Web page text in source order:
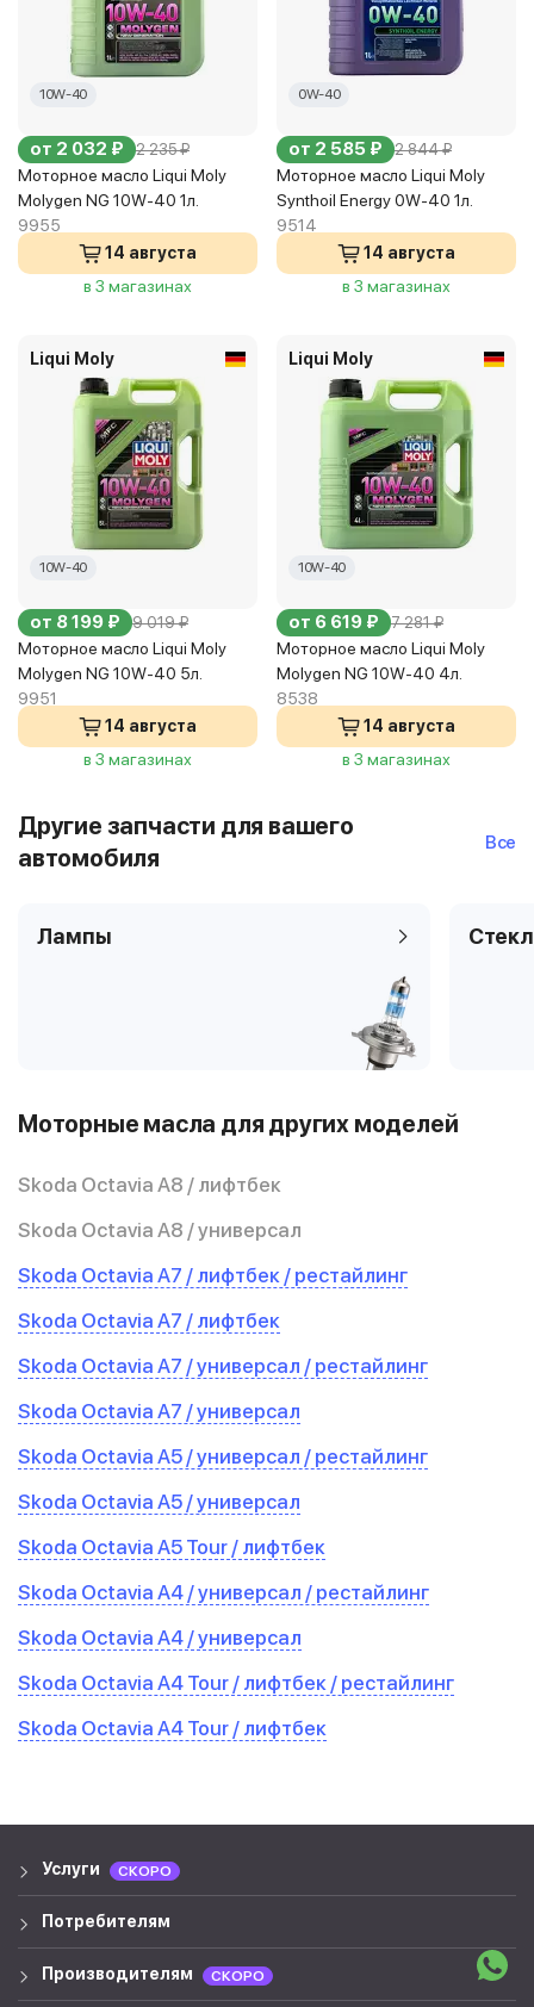
10W-40
от 2 032 ₽ 2 235 ₽
Моторное масло Liqui Moly
Molygen NG 10W-40 1л.
9955
14 августа
в 3 магазинах
0W-40
от 2 585 ₽ 2 844 ₽
Моторное масло Liqui Moly
Synthoil Energy 0W-40 1л.
9514
14 августа
в 3 магазинах
Liqui Moly
10W-40
от 8 199 ₽ 9 019 ₽
Моторное масло Liqui Moly
Molygen NG 10W-40 5л.
9951
14 августа
в 3 магазинах
Liqui Moly
10W-40
от 6 619 ₽ 7 281 ₽
Моторное масло Liqui Moly
Molygen NG 10W-40 4л.
8538
14 августа
в 3 магазинах
Другие запчасти для вашего
автомобиля
Все
Лампы
Моторные масла для других моделей
Skoda Octavia A8 / лифтбек
Skoda Octavia A8 / универсал
Skoda Octavia A7 / лифтбек / рестайлинг
Skoda Octavia A7 / лифтбек
Skoda Octavia A7 / универсал / рестайлинг
Skoda Octavia A7 / универсал
Skoda Octavia A5 / универсал / рестайлинг
Skoda Octavia A5 / универсал
Skoda Octavia A5 Tour / лифтбек
Skoda Octavia A4 / универсал / рестайлинг
Skoda Octavia A4 / универсал
Skoda Octavia A4 Tour / лифтбек / рестайлинг
Skoda Octavia A4 Tour / лифтбек
Услуги СКОРО
Потребителям
Производителям СКОРО